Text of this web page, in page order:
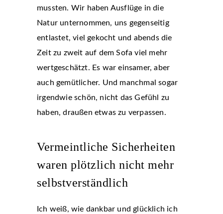
mussten. Wir haben Ausflüge in die
Natur unternommen, uns gegenseitig
entlastet, viel gekocht und abends die
Zeit zu zweit auf dem Sofa viel mehr
wertgeschätzt. Es war einsamer, aber
auch gemütlicher. Und manchmal sogar
irgendwie schön, nicht das Gefühl zu
haben, draußen etwas zu verpassen.
Vermeintliche Sicherheiten
waren plötzlich nicht mehr
selbstverständlich
Ich weiß, wie dankbar und glücklich ich